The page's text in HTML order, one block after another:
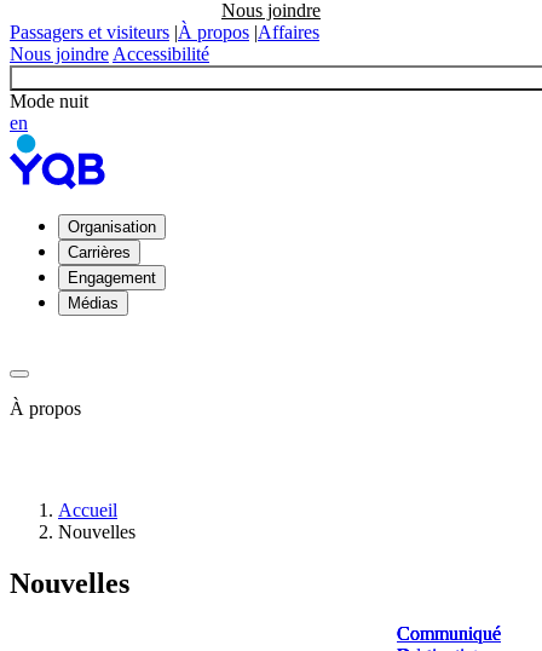
Passagers et visiteurs |À propos |Affaires
Nous joindre Accessibilité
Mode nuit
en
Organisation
Carrières
Engagement
Médias
À propos
propos
de
Direction
et
Accueil
Nouvelles
Nouvelles
Communiqué
Communiqué
Communiqué
Communiqué